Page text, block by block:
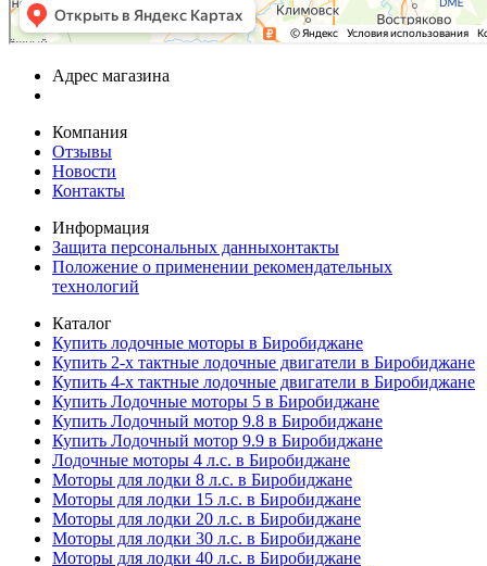
Адрес магазина
Компания
Отзывы
Новости
Контакты
Информация
Защита персональных данныхонтакты
Положение о применении рекомендательных
технологий
Каталог
Купить лодочные моторы в Биробиджане
Купить 2-х тактные лодочные двигатели в Биробиджане
Купить 4-х тактные лодочные двигатели в Биробиджане
Купить Лодочные моторы 5 в Биробиджане
Купить Лодочный мотор 9.8 в Биробиджане
Купить Лодочный мотор 9.9 в Биробиджане
Лодочные моторы 4 л.с. в Биробиджане
Моторы для лодки 8 л.с. в Биробиджане
Моторы для лодки 15 л.с. в Биробиджане
Моторы для лодки 20 л.с. в Биробиджане
Моторы для лодки 30 л.с. в Биробиджане
Моторы для лодки 40 л.с. в Биробиджане